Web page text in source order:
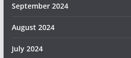
September 2024
August 2024
July 2024